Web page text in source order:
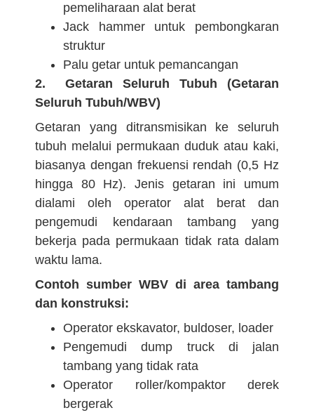
pemeliharaan alat berat
Jack hammer untuk pembongkaran
struktur
Palu getar untuk pemancangan
2. Getaran Seluruh Tubuh (Getaran
Seluruh Tubuh/WBV)
Getaran yang ditransmisikan ke seluruh
tubuh melalui permukaan duduk atau kaki,
biasanya dengan frekuensi rendah (0,5 Hz
hingga 80 Hz). Jenis getaran ini umum
dialami oleh operator alat berat dan
pengemudi kendaraan tambang yang
bekerja pada permukaan tidak rata dalam
waktu lama.
Contoh sumber WBV di area tambang
dan konstruksi:
Operator ekskavator, buldoser, loader
Pengemudi dump truck di jalan
tambang yang tidak rata
Operator roller/kompaktor derek
bergerak